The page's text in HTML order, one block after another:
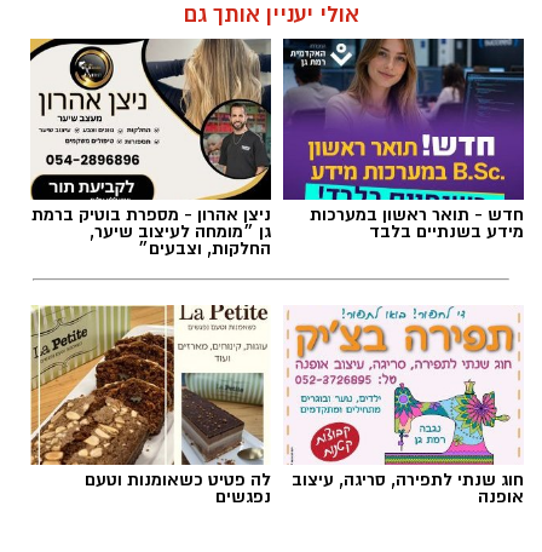
תגים:הצגות ילדים, אליסה בארץ הפלאות
אולי יעניין אותך גם
חדש - תואר ראשון במערכות
מידע בשנתיים בלבד
ניצן אהרון - מספרת בוטיק ברמת
גן ״מומחה לעיצוב שיער,
החלקות, וצבעים״
חוג שנתי לתפירה, סריגה, עיצוב
אופנה
לה פטיט כשאומנות וטעם
נפגשים